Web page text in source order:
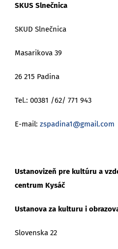
SKUS Slnečnica
SKUD Slnečnica
Masarikova 39
26 215 Padina
Tel.: 00381 /62/ 771 943
E-mail: zspadina1@gmail.com
Ustanovizeň pre kultúru a
centrum Kysáč
Ustanova za kulturu i
Slovenska 22